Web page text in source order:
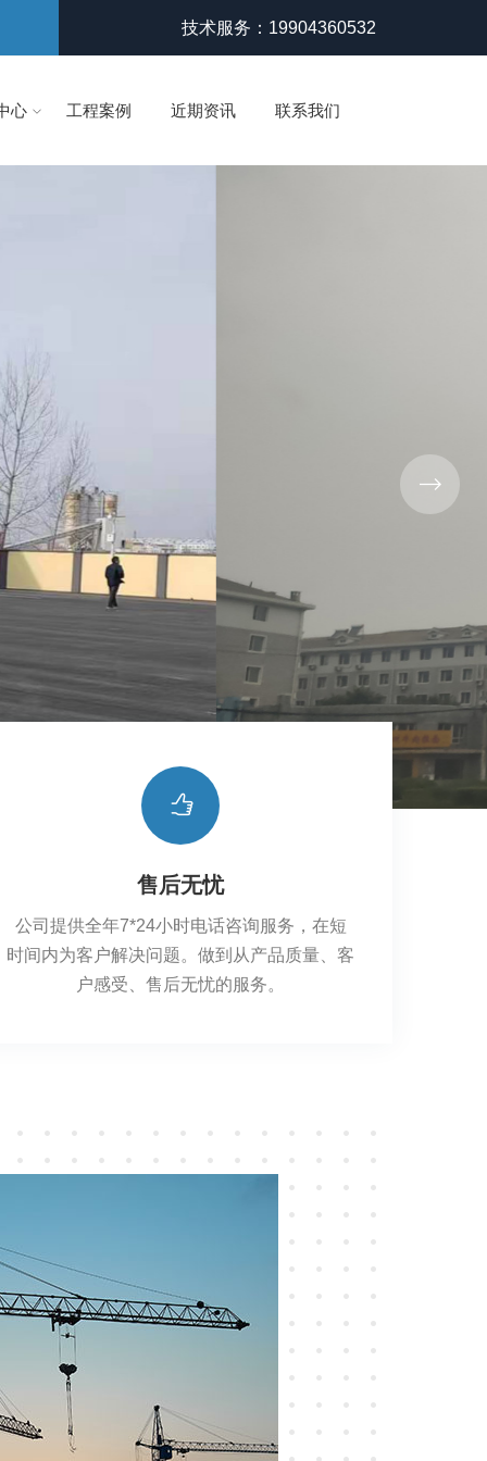
技术服务：19904360532
心 工程案例 近期资讯 联系我们
售后无忧
公司提供全年7*24小时电话咨询服务，在短
时间内为客户解决问题。做到从产品质量、客
户感受、售后无忧的服务。